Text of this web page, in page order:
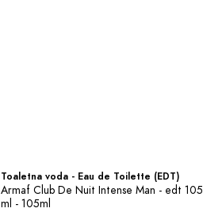
Toaletna voda - Eau de Toilette (EDT)
Armaf Club De Nuit Intense Man - edt 105
ml - 105ml